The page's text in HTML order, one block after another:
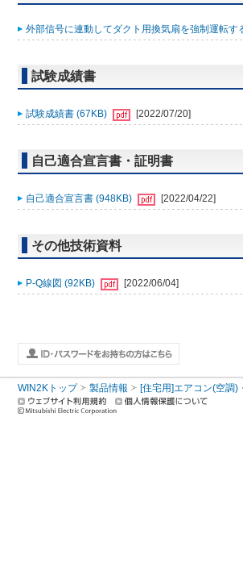
外部信号に連動してダクト用換気扇を強制運転す
試験成績書
試験成績書 (67KB) [2022/07/20]
自己適合宣言書・証明書
自己適合宣言書 (948KB) [2022/04/22]
その他技術資料
P-Q線図 (92KB) [2022/06/04]
WIN2Kトップ 製品情報 [住宅用]エアコン(空調)